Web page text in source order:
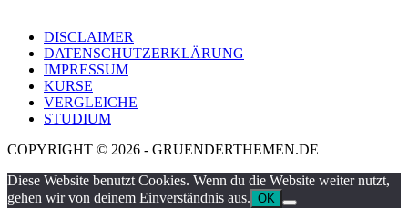
DISCLAIMER
DATENSCHUTZERKLÄRUNG
IMPRESSUM
KURSE
VERGLEICHE
STUDIUM
COPYRIGHT © 2026 - GRUENDERTHEMEN.DE
Diese Website benutzt Cookies. Wenn du die Website weiter nutzt,
gehen wir von deinem Einverständnis aus. OK